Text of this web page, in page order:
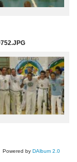
Powered by DAlbum 2.0